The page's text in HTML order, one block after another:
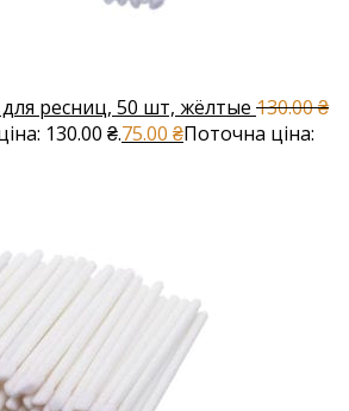
ресниц, 50 шт, жёлтые 130.00₴
130.00 ₴.75.00 ₴Поточна ціна: